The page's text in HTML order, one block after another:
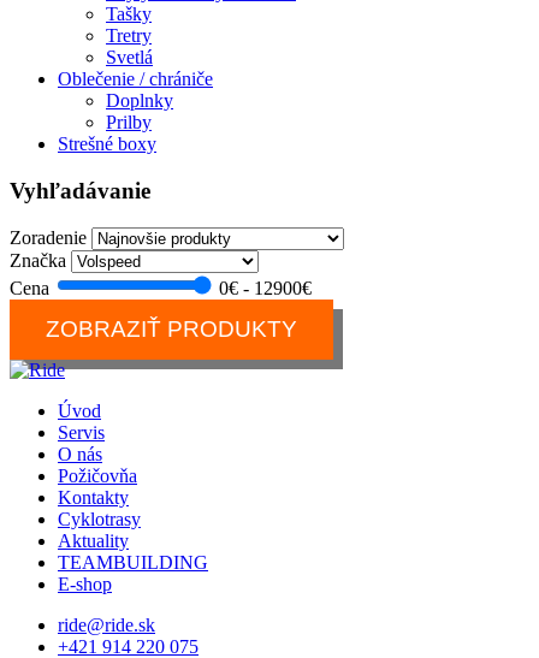
Tašky
Tretry
Svetlá
Oblečenie / chrániče
Doplnky
Prilby
Strešné boxy
Vyhľadávanie
Zoradenie
Značka
Cena
0€ - 12900€
ZOBRAZIŤ PRODUKTY
Úvod
Servis
O nás
Požičovňa
Kontakty
Cyklotrasy
Aktuality
TEAMBUILDING
E-shop
ride@ride.sk
+421 914 220 075